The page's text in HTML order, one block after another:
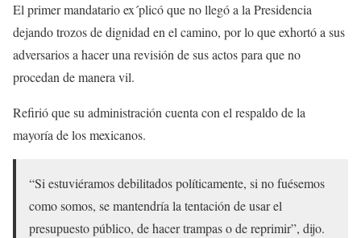
El primer mandatario ex´plicó que no llegó a la Presidencia
dejando trozos de dignidad en el camino, por lo que exhortó a sus
adversarios a hacer una revisión de sus actos para que no
procedan de manera vil.
Refirió que su administración cuenta con el respaldo de la
mayoría de los mexicanos.
“Si estuviéramos debilitados políticamente, si no fuésemos
como somos, se mantendría la tentación de usar el
presupuesto público, de hacer trampas o de reprimir”, dijo.